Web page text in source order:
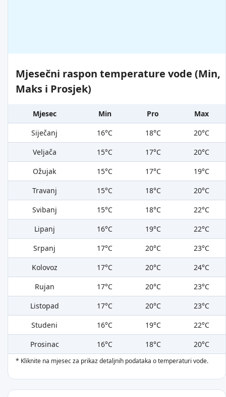
Mjesečni raspon temperature vode (Min,
Maks i Prosjek)
Mjesec Min Pro
Max
Siječanj
16°C 18°C
20°C
Veljača
15°C 17°C
20°C
Ožujak
15°C 17°C
19°C
Travanj
15°C 18°C
20°C
Svibanj
15°C 18°C
22°C
Lipanj
16°C 19°C
22°C
Srpanj
17°C 20°C
23°C
Kolovoz
17°C 20°C
24°C
Rujan
17°C 20°C
23°C
Listopad
17°C 20°C
23°C
Studeni
16°C 19°C
22°C
Prosinac
16°C 18°C 20°C
* Kliknite na mjesec za prikaz detaljnih podataka o temperaturi vode.